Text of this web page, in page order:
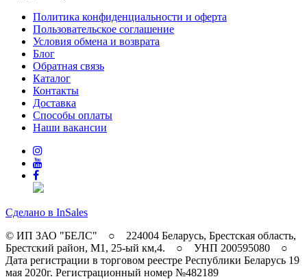
Политика конфиденциальности и оферта
Пользовательское соглашение
Условия обмена и возврата
Блог
Обратная связь
Каталог
Контакты
Доставка
Способы оплаты
Наши вакансии
Сделано в InSales
© ИП ЗАО "БЕЛС" ○ 224004 Беларусь, Брестская область,
Брестский район, M1, 25-ый км,4. ○ УНП 200595080 ○
Дата регистрации в торговом реестре Республики Беларусь 19
мая 2020г. Регистрационный номер №482189